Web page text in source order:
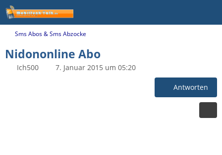
Sms Abos & Sms Abzocke
Nidononline Abo
Ich500 7. Januar 2015 um 05:20
Antworten